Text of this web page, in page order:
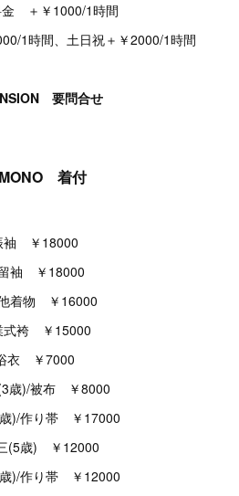
金 ＋￥1000/1時間
1時間、土日祝＋￥2000/1時間
要問合せ
着付
袖 ￥18000
袖 ￥18000
着物 ￥16000
式袴 ￥15000
衣 ￥7000
歳)/被布 ￥8000
)/作り帯 ￥17000
(5歳) ￥12000
)/作り帯 ￥12000